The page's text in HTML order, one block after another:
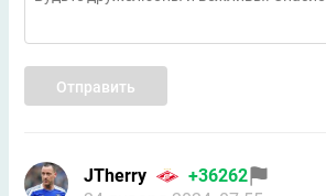
Отправить
JTherry
+36262